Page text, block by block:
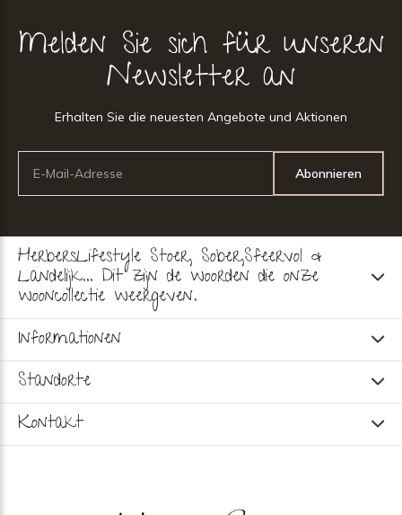
Melden Sie sich für unseren
Newsletter an
Erhalten Sie die neuesten Angebote und Aktionen
Abonnieren
HerbersLifestyle Stoer, Sober,Sfeervol &
Landelijk... Dit zijn de woorden die onze
wooncollectie weergeven.
Informationen
Standorte
Kontakt